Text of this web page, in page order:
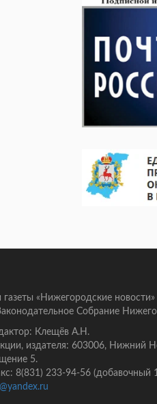
газеты «Нижегородские
Собрание
Клещёв А.Н.
издателя: 603006, Нижний
5.
8(831) 233-94-56 (добавочный